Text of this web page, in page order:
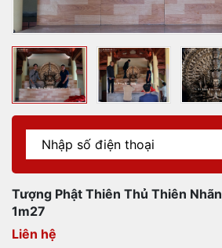
Tượng Phật Thiên Thủ Thiên
1m27
Liên hệ